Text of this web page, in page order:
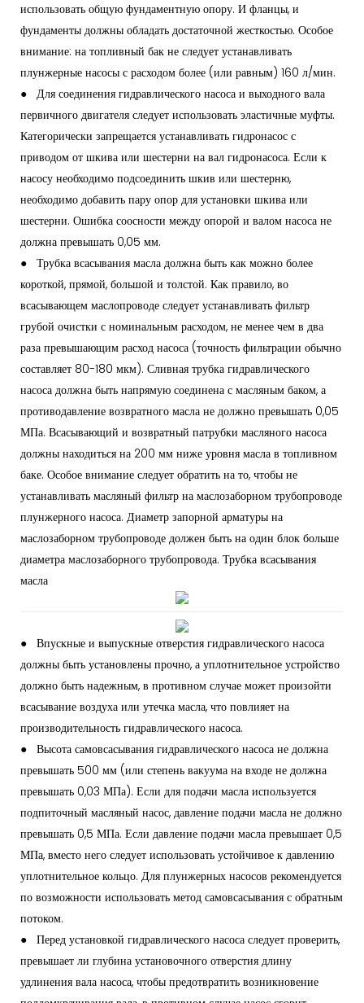
использовать общую фундаментную опору. И фланцы, и
фундаменты должны обладать достаточной жесткостью. Особое
внимание: на топливный бак не следует устанавливать
плунжерные насосы с расходом более (или равным) 160 л/мин.
● Для соединения гидравлического насоса и выходного вала
первичного двигателя следует использовать эластичные муфты.
Категорически запрещается устанавливать гидронасос с
приводом от шкива или шестерни на вал гидронасоса. Если к
насосу необходимо подсоединить шкив или шестерню,
необходимо добавить пару опор для установки шкива или
шестерни. Ошибка соосности между опорой и валом насоса не
должна превышать 0,05 мм.
● Трубка всасывания масла должна быть как можно более
короткой, прямой, большой и толстой. Как правило, во
всасывающем маслопроводе следует устанавливать фильтр
грубой очистки с номинальным расходом, не менее чем в два
раза превышающим расход насоса (точность фильтрации обычно
составляет 80-180 мкм). Сливная трубка гидравлического
насоса должна быть напрямую соединена с масляным баком, а
противодавление возвратного масла не должно превышать 0,05
МПа. Всасывающий и возвратный патрубки масляного насоса
должны находиться на 200 мм ниже уровня масла в топливном
баке. Особое внимание следует обратить на то, чтобы не
устанавливать масляный фильтр на маслозаборном трубопроводе
плунжерного насоса. Диаметр запорной арматуры на
маслозаборном трубопроводе должен быть на один блок больше
диаметра маслозаборного трубопровода. Трубка всасывания
масла
● Впускные и выпускные отверстия гидравлического насоса
должны быть установлены прочно, а уплотнительное устройство
должно быть надежным, в противном случае может произойти
всасывание воздуха или утечка масла, что повлияет на
производительность гидравлического насоса.
● Высота самовсасывания гидравлического насоса не должна
превышать 500 мм (или степень вакуума на входе не должна
превышать 0,03 МПа). Если для подачи масла используется
подпиточный масляный насос, давление подачи масла не должно
превышать 0,5 МПа. Если давление подачи масла превышает 0,5
МПа, вместо него следует использовать устойчивое к давлению
уплотнительное кольцо. Для плунжерных насосов рекомендуется
по возможности использовать метод самовсасывания с обратным
потоком.
● Перед установкой гидравлического насоса следует проверить,
превышает ли глубина установочного отверстия длину
удлинения вала насоса, чтобы предотвратить возникновение